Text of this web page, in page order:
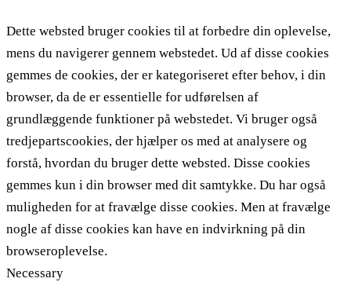
Dette websted bruger cookies til at forbedre din oplevelse,
mens du navigerer gennem webstedet. Ud af disse cookies
gemmes de cookies, der er kategoriseret efter behov, i din
browser, da de er essentielle for udførelsen af ​​
grundlæggende funktioner på webstedet. Vi bruger også
tredjepartscookies, der hjælper os med at analysere og
forstå, hvordan du bruger dette websted. Disse cookies
gemmes kun i din browser med dit samtykke. Du har også
muligheden for at fravælge disse cookies. Men at fravælge
nogle af disse cookies kan have en indvirkning på din
browseroplevelse.
Necessary